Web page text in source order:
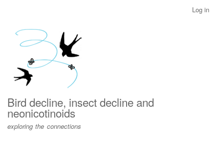
menu
Log in
Bird decline, insect decline and
neonicotinoids
exploring the connections